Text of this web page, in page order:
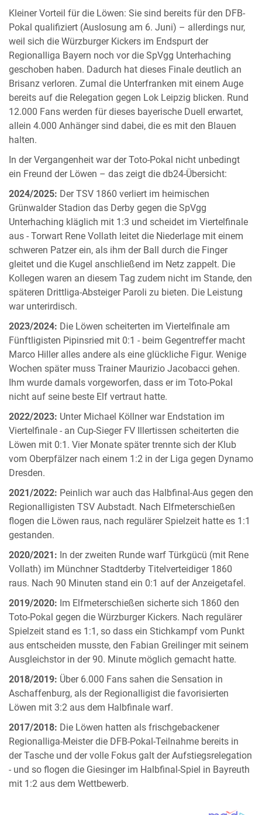
Kleiner Vorteil für die Löwen: Sie sind bereits für den DFB-
Pokal qualifiziert (Auslosung am 6. Juni) – allerdings nur,
weil sich die Würzburger Kickers im Endspurt der
Regionalliga Bayern noch vor die SpVgg Unterhaching
geschoben haben. Dadurch hat dieses Finale deutlich an
Brisanz verloren. Zumal die Unterfranken mit einem Auge
bereits auf die Relegation gegen Lok Leipzig blicken. Rund
12.000 Fans werden für dieses bayerische Duell erwartet,
allein 4.000 Anhänger sind dabei, die es mit den Blauen
halten.
In der Vergangenheit war der Toto-Pokal nicht unbedingt
ein Freund der Löwen – das zeigt die db24-Übersicht:
2024/2025: Der TSV 1860 verliert im heimischen
Grünwalder Stadion das Derby gegen die SpVgg
Unterhaching kläglich mit 1:3 und scheidet im Viertelfinale
aus - Torwart Rene Vollath leitet die Niederlage mit einem
schweren Patzer ein, als ihm der Ball durch die Finger
gleitet und die Kugel anschließend im Netz zappelt. Die
Kollegen waren an diesem Tag zudem nicht im Stande, den
späteren Drittliga-Absteiger Paroli zu bieten. Die Leistung
war unterirdisch.
2023/2024: Die Löwen scheiterten im Viertelfinale am
Fünftligisten Pipinsried mit 0:1 - beim Gegentreffer macht
Marco Hiller alles andere als eine glückliche Figur. Wenige
Wochen später muss Trainer Maurizio Jacobacci gehen.
Ihm wurde damals vorgeworfen, dass er im Toto-Pokal
nicht auf seine beste Elf vertraut hatte.
2022/2023: Unter Michael Köllner war Endstation im
Viertelfinale - an Cup-Sieger FV Illertissen scheiterten die
Löwen mit 0:1. Vier Monate später trennte sich der Klub
vom Oberpfälzer nach einem 1:2 in der Liga gegen Dynamo
Dresden.
2021/2022: Peinlich war auch das Halbfinal-Aus gegen den
Regionalligisten TSV Aubstadt. Nach Elfmeterschießen
flogen die Löwen raus, nach regulärer Spielzeit hatte es 1:1
gestanden.
2020/2021: In der zweiten Runde warf Türkgücü (mit Rene
Vollath) im Münchner Stadtderby Titelverteidiger 1860
raus. Nach 90 Minuten stand ein 0:1 auf der Anzeigetafel.
2019/2020: Im Elfmeterschießen sicherte sich 1860 den
Toto-Pokal gegen die Würzburger Kickers. Nach regulärer
Spielzeit stand es 1:1, so dass ein Stichkampf vom Punkt
aus entscheiden musste, den Fabian Greilinger mit seinem
Ausgleichstor in der 90. Minute möglich gemacht hatte.
2018/2019: Über 6.000 Fans sahen die Sensation in
Aschaffenburg, als der Regionalligist die favorisierten
Löwen mit 3:2 aus dem Halbfinale warf.
2017/2018: Die Löwen hatten als frischgebackener
Regionalliga-Meister die DFB-Pokal-Teilnahme bereits in
der Tasche und der volle Fokus galt der Aufstiegsrelegation
- und so flogen die Giesinger im Halbfinal-Spiel in Bayreuth
mit 1:2 aus dem Wettbewerb.